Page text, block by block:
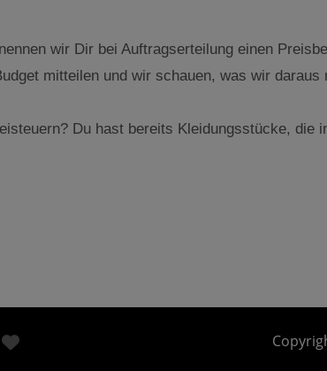
wir Dir bei Auftragserteilung einen
mitteilen und wir schauen, was wir daraus
Du hast bereits Kleidungsstücke, die